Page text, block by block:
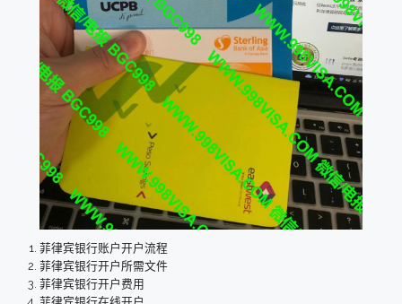
菲律宾银行账户开户流程
菲律宾银行开户所需文件
菲律宾银行开户费用